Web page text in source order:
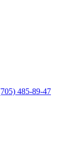
485-89-47